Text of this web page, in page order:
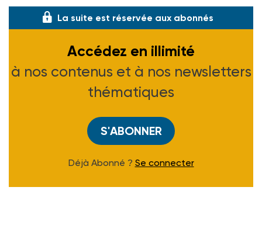
La suite est réservée aux abonnés
Accédez en illimité
à nos contenus et à nos newsletters
thématiques
S'ABONNER
Déjà Abonné ? Se connecter